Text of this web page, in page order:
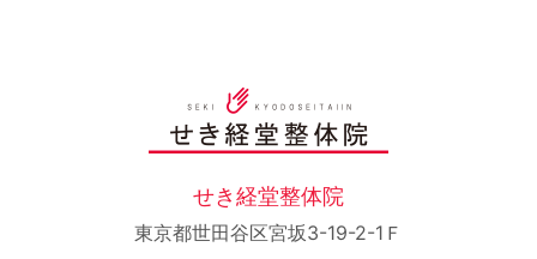
せき経堂整体院
東京都世田谷区宮坂3-19-2-1Ｆ